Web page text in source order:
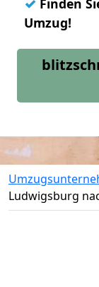
Finden
Umzug!
Ludwigsburg